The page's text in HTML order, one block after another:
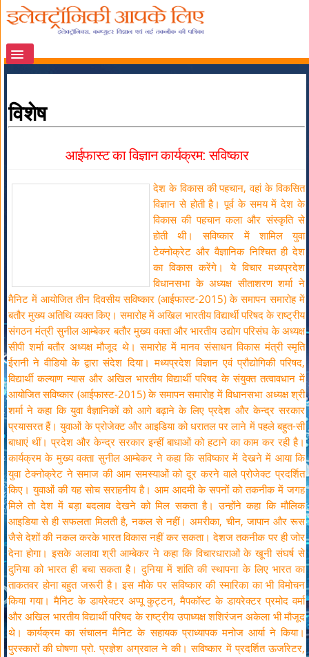
विशेष
आईफास्ट का विज्ञान कार्यक्रम: सविष्कार
देश के विकास की पहचान, वहां के विकसित
विज्ञान से होती है। पूर्व के समय में देश के
विकास की पहचान कला और संस्कृति से
होती थी। सविष्कार में शामिल युवा
टेक्नोक्रेट और वैज्ञानिक निश्चित ही देश
का विकास करेंगे। ये विचार मध्यप्रदेश
विधानसभा के अध्यक्ष सीताशरण शर्मा ने
मैनिट में आयोजित तीन दिवसीय सविष्कार (आईफास्ट-2015) के समापन समारोह में
बतौर मुख्य अतिथि व्यक्त किए। समारोह में अखिल भारतीय विद्यार्थी परिषद के राष्ट्रीय
संगठन मंत्री सुनील आम्बेकर बतौर मुख्य वक्ता और भारतीय उद्योग परिसंघ के अध्यक्ष
सीपी शर्मा बतौर अध्यक्ष मौजूद थे। समारोह में मानव संसाधन विकास मंत्री स्मृति
ईरानी ने वीडियो के द्वारा संदेश दिया। मध्यप्रदेश विज्ञान एवं प्रौद्योगिकी परिषद,
विद्यार्थी कल्याण न्यास और अखिल भारतीय विद्यार्थी परिषद के संयुक्त तत्वावधान में
आयोजित सविष्कार (आईफास्ट-2015) के समापन समारोह में विधानसभा अध्यक्ष श्री
शर्मा ने कहा कि युवा वैज्ञानिकों को आगे बढ़ाने के लिए प्रदेश और केन्द्र सरकार
प्रयासरत हैं। युवाओं के प्रोजेक्ट और आइडिया को धरातल पर लाने में पहले बहुत-सी
बाधाएं थीं। प्रदेश और केन्द्र सरकार इन्हीं बाधाओं को हटाने का काम कर रही है।
कार्यक्रम के मुख्य वक्ता सुनील आम्बेकर ने कहा कि सविष्कार में देखने में आया कि
युवा टेक्नोक्रेट ने समाज की आम समस्याओं को दूर करने वाले प्रोजेक्ट प्रदर्शित
किए। युवाओं की यह सोच सराहनीय है। आम आदमी के सपनों को तकनीक में जगह
मिले तो देश में बड़ा बदलाव देखने को मिल सकता है। उन्होंने कहा कि मौलिक
आइडिया से ही सफलता मिलती है, नकल से नहीं। अमरीका, चीन, जापान और रूस
जैसे देशों की नकल करके भारत विकास नहीं कर सकता। देशज तकनीक पर ही जोर
देना होगा। इसके अलावा श्री आम्बेकर ने कहा कि विचारधाराओं के खूनी संघर्ष से
दुनिया को भारत ही बचा सकता है। दुनिया में शांति की स्थापना के लिए भारत का
ताकतवर होना बहुत जरूरी है। इस मौके पर सविष्कार की स्मारिका का भी विमोचन
किया गया। मैनिट के डायरेक्टर अप्पू कुट्टन, मैपकॉस्ट के डायरेक्टर प्रमोद वर्मा
और अखिल भारतीय विद्यार्थी परिषद के राष्ट्रीय उपाध्यक्ष शशिरंजन अकेला भी मौजूद
थे। कार्यक्रम का संचालन मैनिट के सहायक प्राध्यापक मनोज आर्या ने किया।
पुरस्कारों की घोषणा प्रो. प्रज्ञेश अग्रवाल ने की। सविष्कार में प्रदर्शित ऊर्जारेटर,